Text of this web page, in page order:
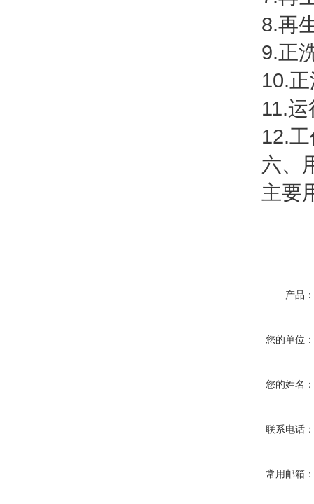
8.再生
9.正洗
10.正
11.运
12.工作
六、
主要用
产品：
您的单位：
您的姓名：
联系电话：
常用邮箱：